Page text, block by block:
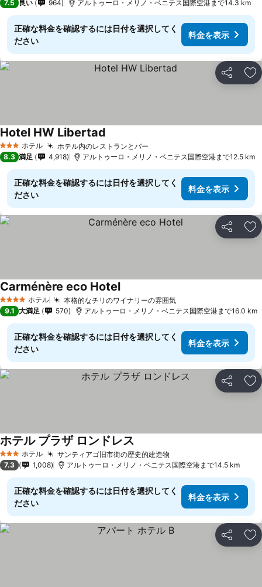
7.5 良い 964 アルトゥーロ・メリノ・ベニテス国際空港まで14.3 km
正確な料金を確認するには日付を選択してく
ださい
料金を表示
シェア お
3 ホテルのランク
ホテル ホテル内のレストランとバー
Hotel HW Libertad
8.3 満足 4,918 アルトゥーロ・メリノ・ベニテス国際空港まで12.5 km
正確な料金を確認するには日付を選択してく
ださい
料金を表示
シェア お
4 ホテルのランク
ホテル 本格的なチリのワイナリーの雰囲気料金を表示
Carménère eco Hotel料金を表示
9.1 大満足 570 アルトゥーロ・メリノ・ベニテス国際空港まで16.0 km
正確な料金を確認するには日付を選択してく
ださい
料金を表示
シェア お
3 ホテルのランク
ホテル サンティアゴ旧市街の歴史的建造物
ホテル プラザ ロンドレス
7.3 1,008 アルトゥーロ・メリノ・ベニテス国際空港まで14.5 km
正確な料金を確認するには日付を選択してく
ださい
料金を表示
シェア お